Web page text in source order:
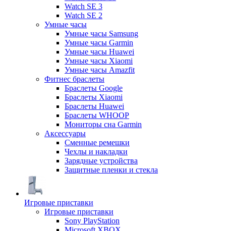
Watch SE 3
Watch SE 2
Умные часы
Умные часы Samsung
Умные часы Garmin
Умные часы Huawei
Умные часы Xiaomi
Умные часы Amazfit
Фитнес браслеты
Браслеты Google
Браслеты Xiaomi
Браслеты Huawei
Браслеты WHOOP
Мониторы сна Garmin
Аксессуары
Сменные ремешки
Чехлы и накладки
Зарядные устройства
Защитные пленки и стекла
Игровые приставки
Игровые приставки
Sony PlayStation